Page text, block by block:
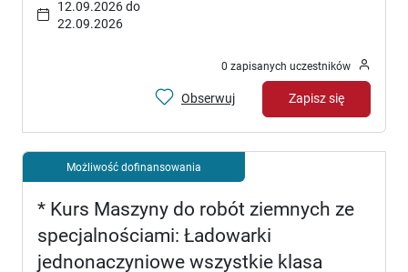
12.09.2026 do
22.09.2026
0 zapisanych uczestników
Obserwuj Zapisz się
Możliwość dofinansowania
* Kurs Maszyny do robót ziemnych ze
specjalnościami: Ładowarki
jednonaczyniowe wszystkie klasa